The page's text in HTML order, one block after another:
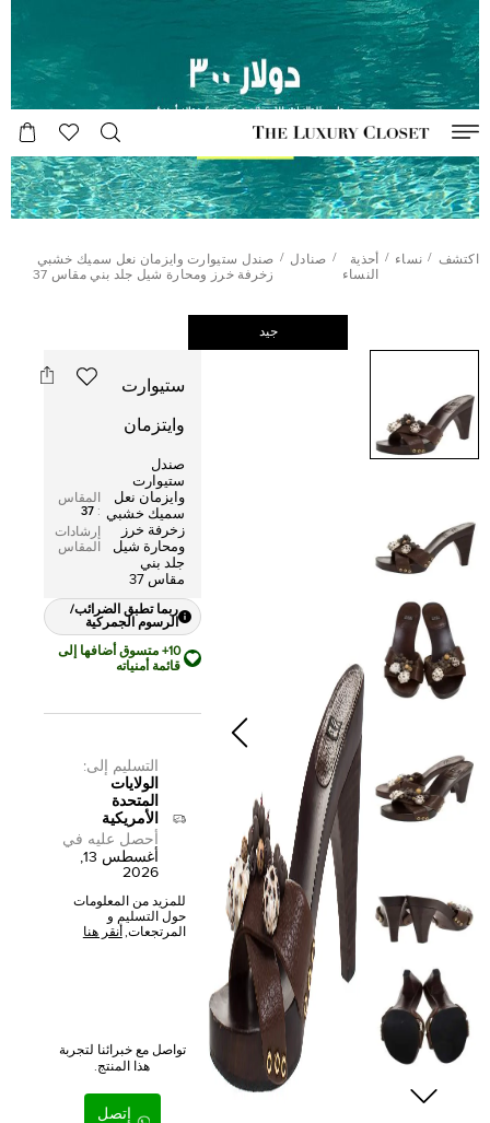
اكتشف / نساء /
أحذية
النساء
/ صنادل / صندل ستيوارت وايزمان نعل سميك خشبي
زخرفة خرز ومحارة شيل جلد بني مقاس 37
جيد
ستيوارت
وايتزمان
صندل
ستيوارت
وايزمان نعل
سميك خشبي
زخرفة خرز
ومحارة شيل
جلد بني
مقاس 37
المقاس
:
37
إرشادات
المقاس
ربما تطبق الضرائب/
الرسوم الجمركية
10+ متسوق أضافها إلى
قائمة أمنياته
التسليم إلى:
الولايات
المتحدة
الأمريكية
أحصل عليه في
أغسطس 13,
2026
للمزيد من المعلومات
حول التسليم و
المرتجعات, أنقر هنا
تواصل مع خبرائنا لتجربة
هذا المنتج.
إتصل